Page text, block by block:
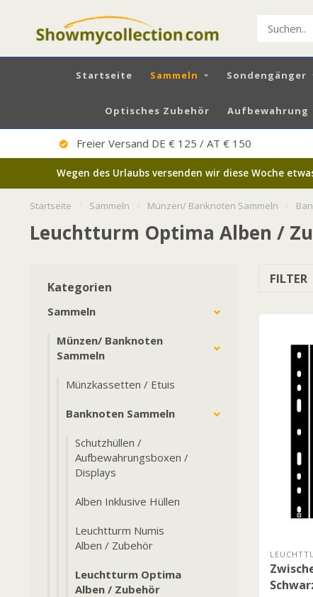
Startseite Sammeln Sondengänger
Optisches Zubehör Aufbewahrung
Freier Versand DE € 125 / AT € 150
Wegen des Urlaubs versenden wir diese Woche
Startseite Sammeln Münzen/ Banknoten Sammeln
Leuchtturm Optima Alben /
Kategorien
Sammeln
Münzen/ Banknoten
Sammeln
Münzkassetten / Etuis
Banknoten Sammeln
Schutzhüllen /
Aufbewahrungsboxen /
Displays
Alben Inklusive Hüllen
Leuchtturm Numis
Alben / Zubehör
Leuchtturm Optima
Alben / Zubehör
FILTER